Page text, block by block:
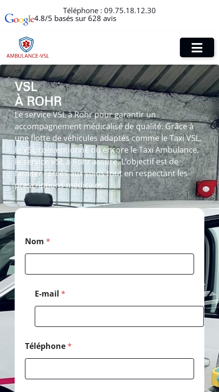
Téléphone : 09.75.18.12.30
4.8/5 basés sur 628 avis
VSL
À ROHR
Le service VSL à Rohr pour garantir un
accompagnement médicalisé de qualité. Grâce à
une flotte de véhicules adaptés comme le Taxi VSL,
le VSL conventionné ou encore le Taxi Ambulance,
le service VSL à Rohr assure. L’objectif est de
faciliter l’accès aux soins tout en respectant les
prescriptions médicales.
Nom *
E-mail *
Téléphone*
*
E
m
a
i
l
E
-
m